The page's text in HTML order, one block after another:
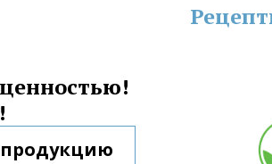
продукцию